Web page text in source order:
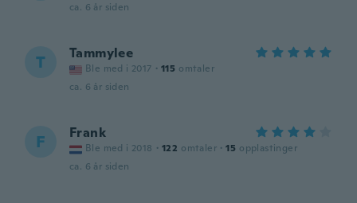
ca. 6 år siden
T Tammylee
Ble med i 2017 · 115 omtaler
ca. 6 år siden
F Frank
Ble med i 2018 · 122 omtaler · 15 opplastinger
ca. 6 år siden